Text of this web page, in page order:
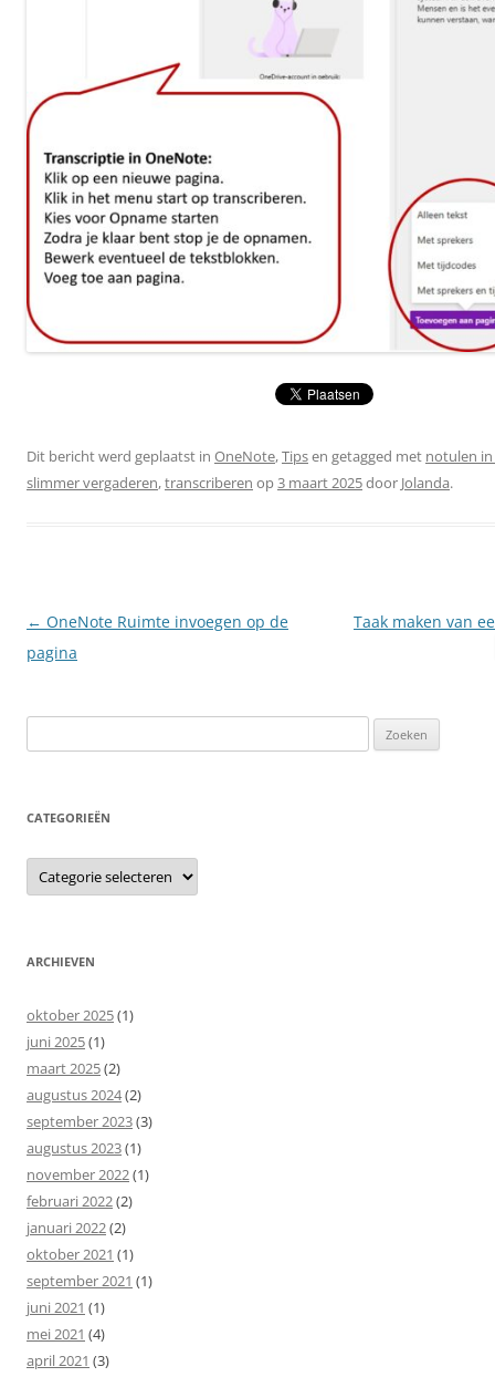
Dit bericht werd geplaatst in OneNote,Tipsen getagged met notulen
slimmer vergaderen,transcriberen op3 maart 2025door Jolanda.
Berichtnavigatie
← OneNote Ruimte invoegen op de
pagina
Taak maken van
naar:
CATEGORIEËN
Categorieën
ARCHIEVEN
oktober 2025(1)
juni 2025(1)
maart 2025(2)
augustus 2024(2)
september 2023(3)
augustus 2023(1)
november 2022(1)
februari 2022(2)
januari 2022(2)
oktober 2021 (1)
september 2021 (1)
juni 2021 (1)
mei 2021 (4)
april 2021 (3)